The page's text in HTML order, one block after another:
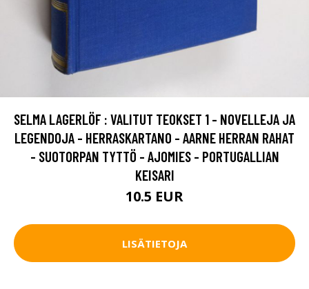
SELMA LAGERLÖF : VALITUT TEOKSET 1 - NOVELLEJA JA
LEGENDOJA - HERRASKARTANO - AARNE HERRAN RAHAT
- SUOTORPAN TYTTÖ - AJOMIES - PORTUGALLIAN
KEISARI
10.5 EUR
LISÄTIETOJA